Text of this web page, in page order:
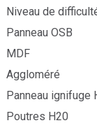
Niveau de
Panneau OSB
MDF
Aggloméré
Panneau ignifuge
Poutres H20